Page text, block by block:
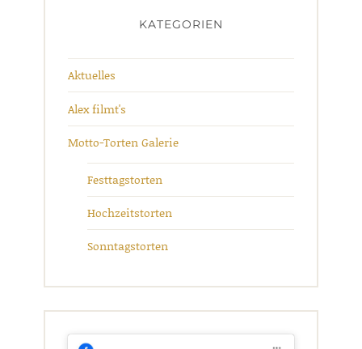
KATEGORIEN
Aktuelles
Alex filmt's
Motto-Torten Galerie
Festtagstorten
Hochzeitstorten
Sonntagstorten